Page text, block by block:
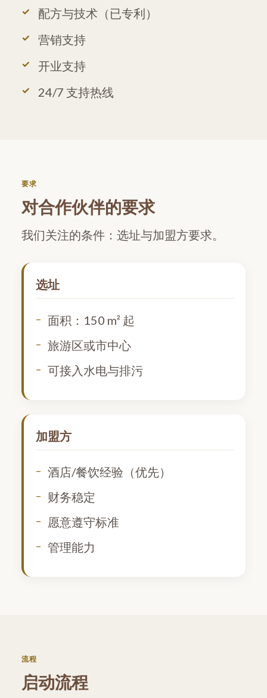
配方与技术（已专利）
营销支持
开业支持
24/7 支持热线
要求
对合作伙伴的要求
我们关注的条件：选址与加盟方要求。
选址
面积：150 m² 起
旅游区或市中心
可接入水电与排污
加盟方
酒店/餐饮经验（优先）
财务稳定
愿意遵守标准
管理能力
流程
启动流程